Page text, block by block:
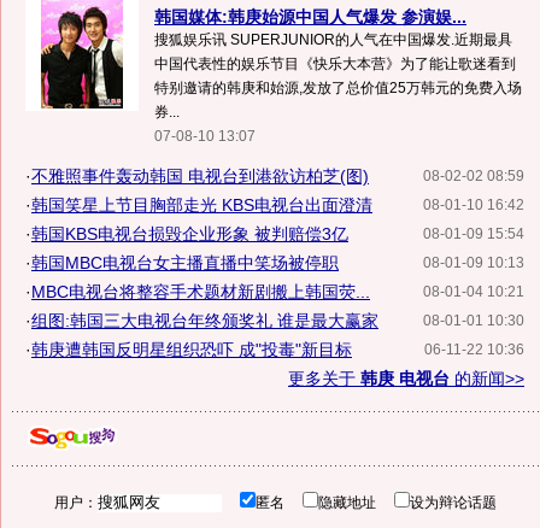
韩国媒体:韩庚始源中国人气爆发 参演娱...
搜狐娱乐讯 SUPERJUNIOR的人气在中国爆发.近期最具
中国代表性的娱乐节目《快乐大本营》为了能让歌迷看到
特别邀请的韩庚和始源,发放了总价值25万韩元的免费入场
券...
07-08-10 13:07
08-02-02 08:59
·不雅照事件轰动韩国 电视台到港欲访柏芝(图)
08-01-10 16:42
·韩国笑星上节目胸部走光 KBS电视台出面澄清
08-01-09 15:54
·韩国KBS电视台损毁企业形象 被判赔偿3亿
08-01-09 10:13
·韩国MBC电视台女主播直播中笑场被停职
08-01-04 10:21
·MBC电视台将整容手术题材新剧搬上韩国荧...
08-01-01 10:30
·组图:韩国三大电视台年终颁奖礼 谁是最大赢家
06-11-22 10:36
·韩庚遭韩国反明星组织恐吓 成"投毒"新目标
更多关于 韩庚 电视台 的新闻>>
用户： 匿名 隐藏地址 设为辩论话题